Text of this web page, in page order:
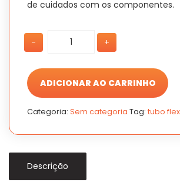
de cuidados com os componentes.
Tubo
Inter
Flexível
Hb20
1.0
3c
2012
quantidade
Tubo
Inter
Flexível
Hb20
1.0
3c
2012
quantidade
+
-
ADICIONAR AO CARRINHO
Categoria: Sem categoria Tag: tubo
Descrição